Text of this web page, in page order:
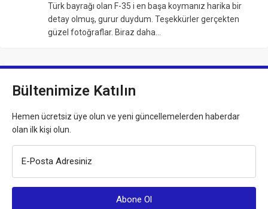
Türk bayrağı olan F-35 i en başa koymanız harika bir
detay olmuş, gurur duydum. Teşekkürler gerçekten
güzel fotoğraflar. Biraz daha…
Bültenimize Katılın
Hemen ücretsiz üye olun ve yeni güncellemelerden haberdar
olan ilk kişi olun.
E-Posta Adresiniz